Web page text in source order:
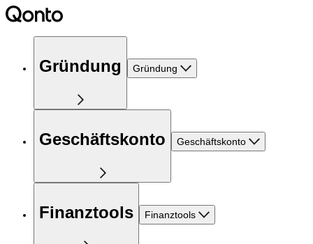
Gründung Gründung
Geschäftskonto Geschäftskonto
Finanztools Finanztools